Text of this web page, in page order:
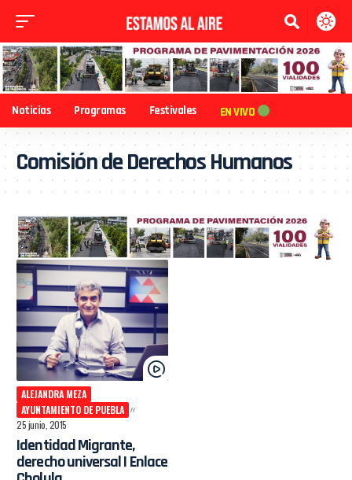
Noticias Programas Festivales EN VIVO
Comisión de Derechos Humanos
ALEJANDRA MEZA
AYUNTAMIENTO DE PUEBLA
25 junio, 2015
Identidad Migrante,
derecho universal I Enlace